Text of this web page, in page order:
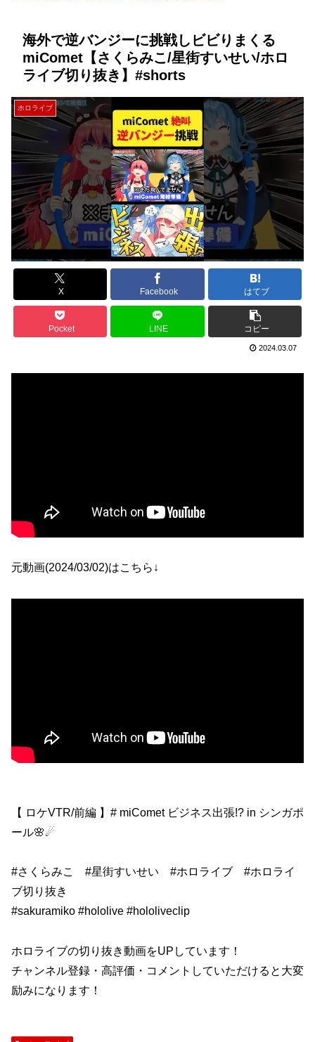
海外で逆バンジーに挑戦しビビりまくる
miComet【さくらみこ/星街すいせい/ホロ
ライブ切り抜き】#shorts
ホロライブ
X Facebook はてブ
Pocket LINE コピー
2024.03.07
元動画(2024/03/02)はこちら↓
【 ロケVTR/前編 】# miComet ビジネス出張!? in シンガポ
ール🌸☄
#さくらみこ #星街すいせい #ホロライブ #ホロライ
ブ切り抜き
#sakuramiko #hololive #hololiveclip
ホロライブの切り抜き動画をUPしています！
チャンネル登録・高評価・コメントしていただけると大変
励みになります！